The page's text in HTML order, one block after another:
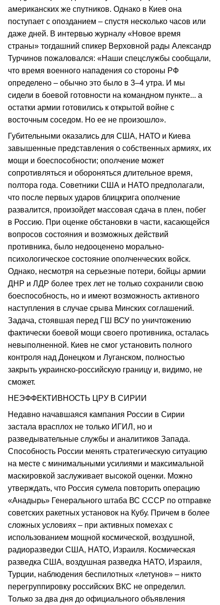
американских же спутников. Однако в Киев она
поступает с опозданием – спустя несколько часов или
даже дней. В интервью журналу «Новое время
страны» тогдашний спикер Верховной рады Александр
Турчинов пожаловался: «Наши спецслужбы сообщали,
что время военного нападения со стороны РФ
определено – обычно это было в 3–4 утра. И мы
сидели в боевой готовности на командном пункте... а
остатки армии готовились к открытой войне с
восточным соседом. Но ее не произошло».
Губительными оказались для США, НАТО и Киева
завышенные представления о собственных армиях, их
мощи и боеспособности; ополчение может
сопротивляться и обороняться длительное время,
полтора года. Советники США и НАТО предполагали,
что после первых ударов блицкрига ополчение
развалится, произойдет массовая сдача в плен, побег
в Россию. При оценке обстановки в части, касающейся
вопросов состояния и возможных действий
противника, было недооценено морально-
психологическое состояние ополченческих войск.
Однако, несмотря на серьезные потери, бойцы армии
ДНР и ЛДР более трех лет не только сохранили свою
боеспособность, но и имеют возможность активного
наступления в случае срыва Минских соглашений.
Задача, стоявшая перед ГШ ВСУ по уничтожению
фактически боевой мощи своего противника, осталась
невыполненной. Киев не смог установить полного
контроля над Донецком и Луганском, полностью
закрыть украинско-российскую границу и, видимо, не
сможет.
НЕЭФФЕКТИВНОСТЬ ЦРУ В СИРИИ
Недавно начавшаяся кампания России в Сирии
застала врасплох не только ИГИЛ, но и
разведывательные службы и аналитиков Запада.
Способность России менять стратегическую ситуацию
на месте с минимальными усилиями и максимальной
маскировкой заслуживает высокой оценки. Можно
утверждать, что Россия сумела повторить операцию
«Анадырь» Генерального штаба ВС СССР по отправке
советских ракетных установок на Кубу. Причем в более
сложных условиях – при активных помехах с
использованием мощной космической, воздушной,
радиоразведки США, НАТО, Израиля. Космическая
разведка США, воздушная разведка НАТО, Израиля,
Турции, наблюдения беспилотных «летунов» – никто
перегруппировку российских ВКС не определил.
Только за два дня до официального объявления